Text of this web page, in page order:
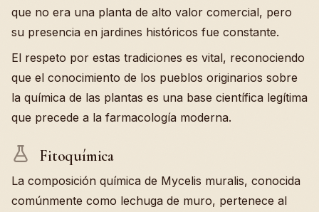
que no era una planta de alto valor comercial, pero
su presencia en jardines históricos fue constante.
El respeto por estas tradiciones es vital, reconociendo
que el conocimiento de los pueblos originarios sobre
la química de las plantas es una base científica legítima
que precede a la farmacología moderna.
Fitoquímica
La composición química de Mycelis muralis, conocida
comúnmente como lechuga de muro, pertenece al